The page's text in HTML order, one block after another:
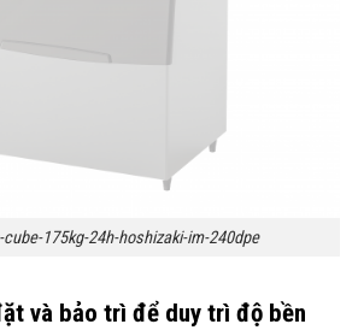
175kg-24h-hoshizaki-im-240dpe
và bảo trì để duy trì độ bền